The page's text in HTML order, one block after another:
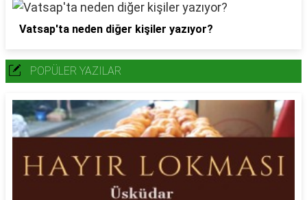
Vatsap'ta neden diğer kişiler yazıyor?
POPÜLER YAZILAR